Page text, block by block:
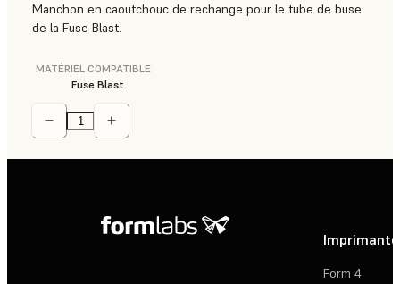
Manchon en caoutchouc de rechange pour le tube de buse
de la Fuse Blast.
MATÉRIEL COMPATIBLE
Fuse Blast
Form 4